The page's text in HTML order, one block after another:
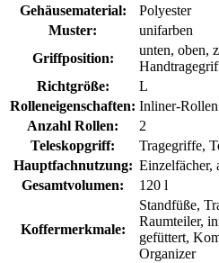
Gehäusematerial:
Polyester
Muster:
unifarben
Griffposition:
unten, oben,
Richtgröße:
L
Rolleneigenschaften: Inliner-Rollen
Anzahl Rollen:
2
Teleskopgriff:
Tragegriffe,
Hauptfachnutzung: Einzelfächer,
Gesamtvolumen:
120 l
Koffermerkmale:
Standfüße,
Raumteiler,
gefüttert,
Organizer